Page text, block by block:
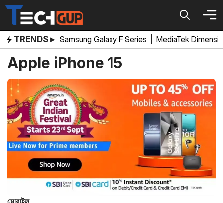
Skip
content
TRENDS ▸ Samsung Galaxy F Series MediaTek
Apple iPhone 15
মোবাইল